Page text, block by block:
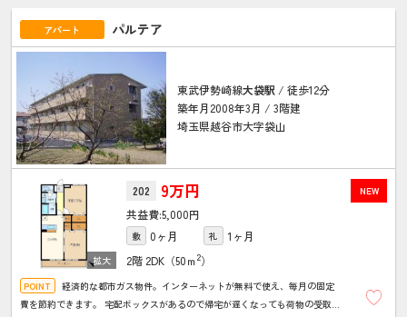
アパート パルテア
東武伊勢崎線大袋駅 / 徒歩12分
築年月2008年3月 / 3階建
埼玉県越谷市大字袋山
NEW
202 9万円
5,000円
敷 0ヶ月 礼
1ヶ月
2階 2DK（50ｍ 2）
経済的な都市ガス物件。インターネットが無料で使え、毎月の固定
費を節約できます。 宅配ボックスがあるので帰宅が遅くなっても荷物の受取が